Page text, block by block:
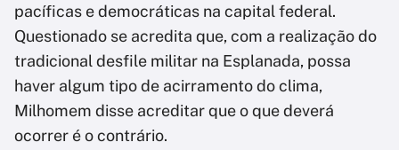
pacíficas e democráticas na capital federal.
Questionado se acredita que, com a realização do
tradicional desfile militar na Esplanada, possa
haver algum tipo de acirramento do clima,
Milhomem disse acreditar que o que deverá
ocorrer é o contrário.